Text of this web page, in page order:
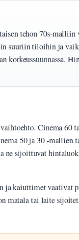
tehon 70s-malliin
suuriin tiloihin ja
korkeussuunnassa.
Cinema 60
50 ja 30 -mallien
ne sijoittuvat
ja kaiuttimet vaativat
matala tai laite